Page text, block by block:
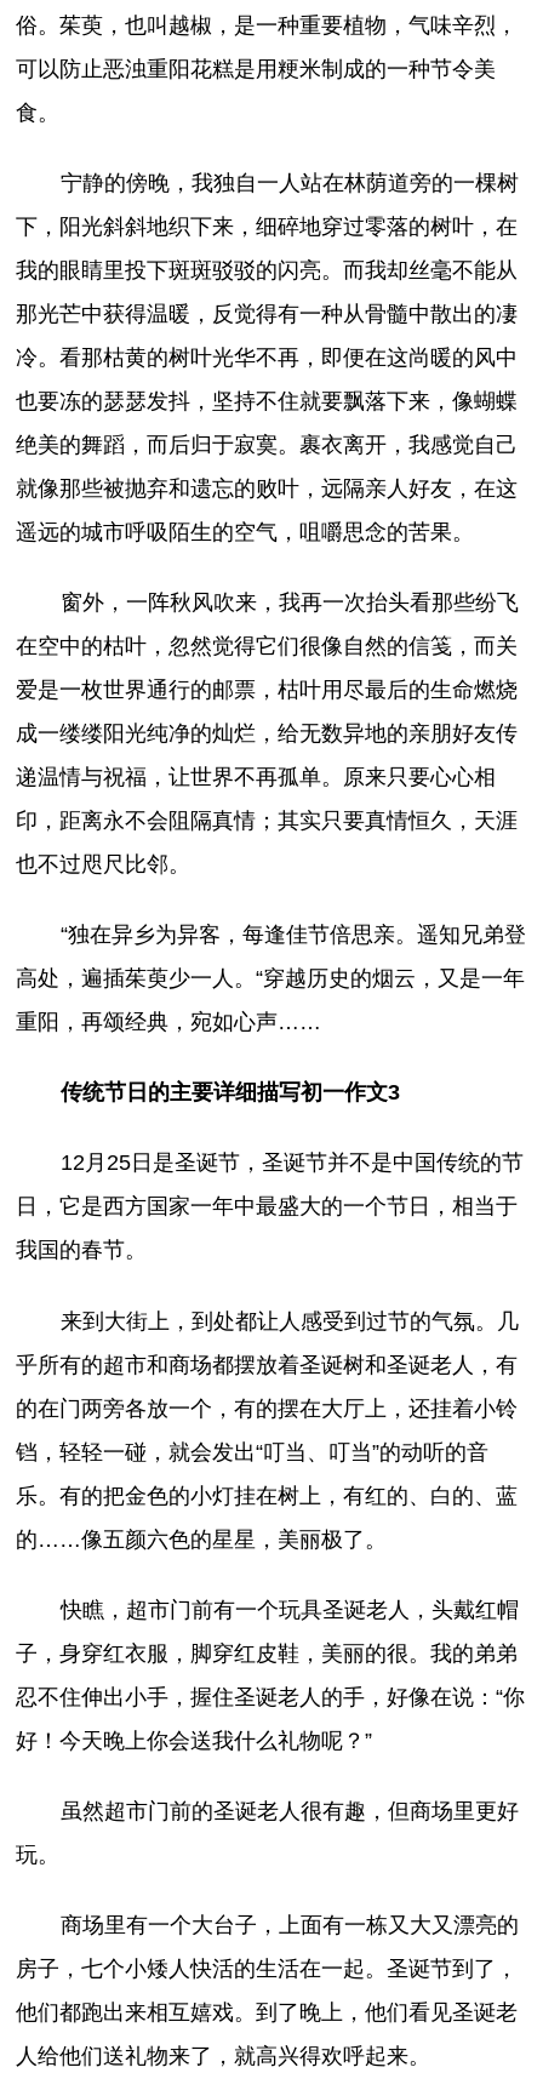
俗。茱萸，也叫越椒，是一种重要植物，气味辛烈，
可以防止恶浊重阳花糕是用粳米制成的一种节令美
食。
宁静的傍晚，我独自一人站在林荫道旁的一棵树
下，阳光斜斜地织下来，细碎地穿过零落的树叶，在
我的眼睛里投下斑斑驳驳的闪亮。而我却丝毫不能从
那光芒中获得温暖，反觉得有一种从骨髓中散出的凄
冷。看那枯黄的树叶光华不再，即便在这尚暖的风中
也要冻的瑟瑟发抖，坚持不住就要飘落下来，像蝴蝶
绝美的舞蹈，而后归于寂寞。裹衣离开，我感觉自己
就像那些被抛弃和遗忘的败叶，远隔亲人好友，在这
遥远的城市呼吸陌生的空气，咀嚼思念的苦果。
窗外，一阵秋风吹来，我再一次抬头看那些纷飞
在空中的枯叶，忽然觉得它们很像自然的信笺，而关
爱是一枚世界通行的邮票，枯叶用尽最后的生命燃烧
成一缕缕阳光纯净的灿烂，给无数异地的亲朋好友传
递温情与祝福，让世界不再孤单。原来只要心心相
印，距离永不会阻隔真情；其实只要真情恒久，天涯
也不过咫尺比邻。
“独在异乡为异客，每逢佳节倍思亲。遥知兄弟登
高处，遍插茱萸少一人。“穿越历史的烟云，又是一年
重阳，再颂经典，宛如心声……
传统节日的主要详细描写初一作文3
12月25日是圣诞节，圣诞节并不是中国传统的节
日，它是西方国家一年中最盛大的一个节日，相当于
我国的春节。
来到大街上，到处都让人感受到过节的气氛。几
乎所有的超市和商场都摆放着圣诞树和圣诞老人，有
的在门两旁各放一个，有的摆在大厅上，还挂着小铃
铛，轻轻一碰，就会发出“叮当、叮当”的动听的音
乐。有的把金色的小灯挂在树上，有红的、白的、蓝
的……像五颜六色的星星，美丽极了。
快瞧，超市门前有一个玩具圣诞老人，头戴红帽
子，身穿红衣服，脚穿红皮鞋，美丽的很。我的弟弟
忍不住伸出小手，握住圣诞老人的手，好像在说：“你
好！今天晚上你会送我什么礼物呢？”
虽然超市门前的圣诞老人很有趣，但商场里更好
玩。
商场里有一个大台子，上面有一栋又大又漂亮的
房子，七个小矮人快活的生活在一起。圣诞节到了，
他们都跑出来相互嬉戏。到了晚上，他们看见圣诞老
人给他们送礼物来了，就高兴得欢呼起来。